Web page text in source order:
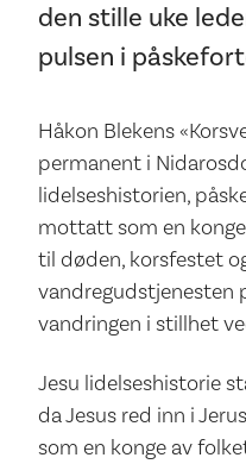
den stille uke
pulsen i
Håkon Blekens
permanent i
lidelseshistorien,
mottatt som en
til døden, korsfestet
vandregudstjenesten
vandringen i stillhet
Jesu lidelseshistorie
da Jesus red inn i
som en konge av